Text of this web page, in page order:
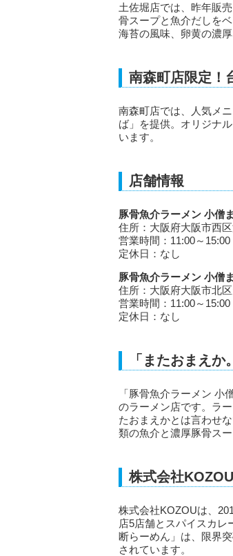
土佐堀店では、昨年販
骨スープと魚介だしを
海苔の風味、卵黄の濃
南森町店限定！
南森町店では、人気メ
ば」を提供。オリジナ
います。
店舗情報
豚骨魚介ラーメン 小僧
住所：大阪府大阪市西
営業時間：11:00～15:00
定休日：なし
豚骨魚介ラーメン 小僧
住所：大阪府大阪市北
営業時間：11:00～15:00
定休日：なし
「またおまえ
「豚骨魚介ラーメン 小
のラーメン店です。ラ
たおまえかとは言わせ
類の魚介と濃厚豚骨ス
株式会社
株式会社KOZOUは、
店5店舗とスパイスカレ
断らーめん」は、限界
されています。